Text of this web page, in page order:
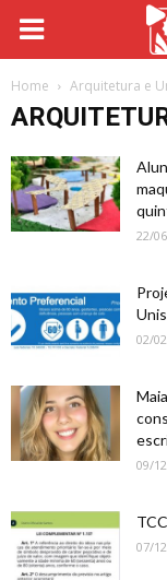
Home Arquitetura e
22/
02/
09/
07/